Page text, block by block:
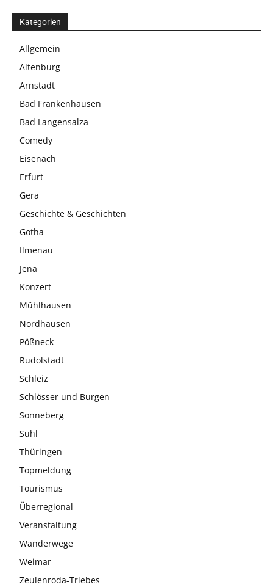
Kategorien
Allgemein
Altenburg
Arnstadt
Bad Frankenhausen
Bad Langensalza
Comedy
Eisenach
Erfurt
Gera
Geschichte & Geschichten
Gotha
Ilmenau
Jena
Konzert
Mühlhausen
Nordhausen
Pößneck
Rudolstadt
Schleiz
Schlösser und Burgen
Sonneberg
Suhl
Thüringen
Topmeldung
Tourismus
Überregional
Veranstaltung
Wanderwege
Weimar
Zeulenroda-Triebes